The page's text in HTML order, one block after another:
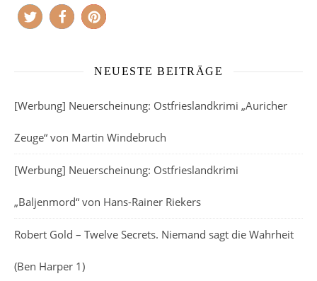
NEUESTE BEITRÄGE
[Werbung] Neuerscheinung: Ostfrieslandkrimi „Auricher
Zeuge“ von Martin Windebruch
[Werbung] Neuerscheinung: Ostfrieslandkrimi
„Baljenmord“ von Hans-Rainer Riekers
Robert Gold – Twelve Secrets. Niemand sagt die Wahrheit
(Ben Harper 1)